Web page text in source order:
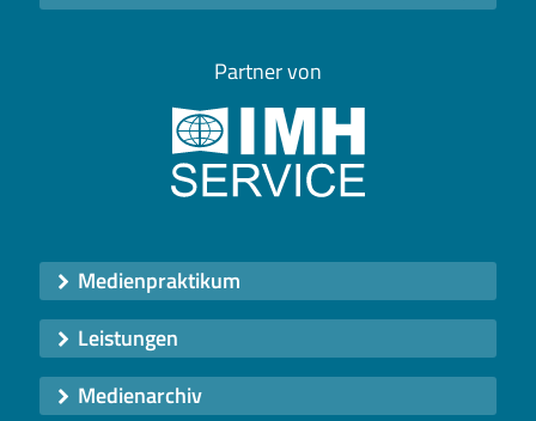
Partner von
Medienpraktikum
Leistungen
Medienarchiv